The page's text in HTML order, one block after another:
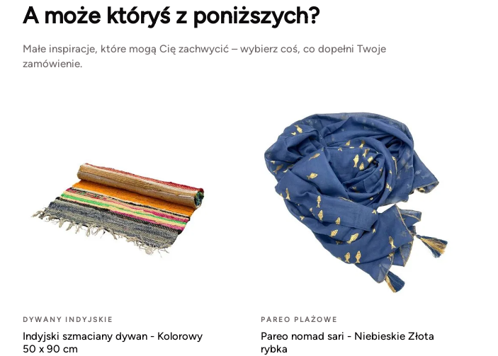
A może któryś z poniższych?
Małe inspiracje, które mogą Cię zachwycić – wybierz coś, co dopełni Twoje
zamówienie.
DYWANY INDYJSKIE
Indyjski szmaciany dywan - Kolorowy
50 x 90 cm
PAREO PLAŻOWE
Pareo nomad sari - Niebieskie Złota
rybka